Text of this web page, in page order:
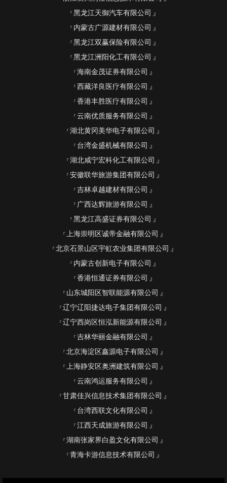
黑龙江天御汽车有限公司
内蒙古广源建材有限公司
黑龙江双赢保险有限公司
黑龙江洲阳化工有限公司
海南金茂证券有限公司
西藏洋良医疗有限公司
香港丰胜医疗有限公司
云南优质服务有限公司
湖北黄冈美华电子有限公司
台湾金盛机械有限公司
湖北咸宁宏科化工有限公司
安徽联华旅游集团有限公司
吉林卓越建材有限公司
广西达辉旅游有限公司
黑龙江高盛证券有限公司
上海崇明区诚帝金融有限公司
北京石景山区宇虹农业集团有限公司
内蒙古创新电子有限公司
香港恒通证券有限公司
山东城阳区智联能源有限公司
辽宁辽阳捷达电子集团有限公司
辽宁西岗区恒泓新能源有限公司
吉林华丽金融有限公司
北京海淀区鑫源电子有限公司
上海静安区奥洲建筑有限公司
云南鸿运服务有限公司
甘肃佳兴信息技术集团有限公司
台湾西联文化有限公司
江西天成旅游有限公司
湖南张家界白盈文化有限公司
青海卡游信息技术有限公司